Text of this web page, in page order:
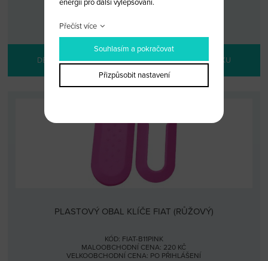
KÓD: FIAT-B11YELLOW
VELKOOBCHODNÍ CENA:
DETAIL PRODUKTU PŘIDAT DO KOŠÍKU
PLASTOVÝ OBAL KLÍČE FIAT (RŮŽOVÝ)
KÓD: FIAT-B11PINK
MALOOBCHODNÍ CENA: 220 KČ
VELKOOBCHODNÍ CENA: PO PŘIHLÁŠENÍ
energii pro další vylepšování.
Přečíst více
Souhlasím a pokračovat
Přizpůsobit nastavení